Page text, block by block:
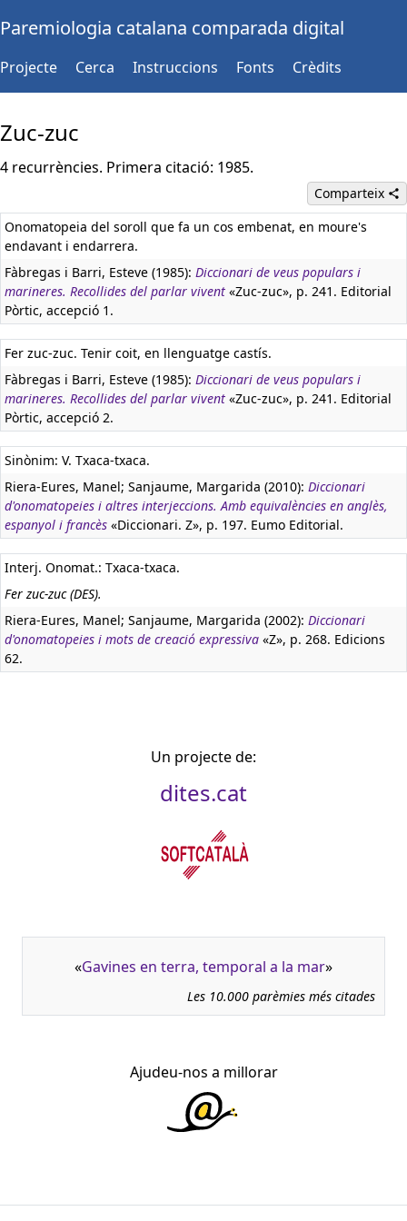
Paremiologia catalana comparada digital
Projecte Cerca Instruccions Fonts Crèdits
Zuc-zuc
4 recurrències. Primera citació: 1985.
Comparteix
Onomatopeia del soroll que fa un cos embenat, en moure's
endavant i endarrera.
Fàbregas i Barri, Esteve (1985): Diccionari de veus populars i
marineres. Recollides del parlar vivent «Zuc-zuc», p. 241. Editorial
Pòrtic, accepció 1.
Fer zuc-zuc. Tenir coit, en llenguatge castís.
Fàbregas i Barri, Esteve (1985): Diccionari de veus populars i
marineres. Recollides del parlar vivent «Zuc-zuc», p. 241. Editorial
Pòrtic, accepció 2.
Sinònim: V. Txaca-txaca.
Riera-Eures, Manel; Sanjaume, Margarida (2010): Diccionari
d'onomatopeies i altres interjeccions. Amb equivalències en anglès,
espanyol i francès «Diccionari. Z», p. 197. Eumo Editorial.
Interj. Onomat.: Txaca-txaca.
Fer zuc-zuc (DES).
Riera-Eures, Manel; Sanjaume, Margarida (2002): Diccionari
d'onomatopeies i mots de creació expressiva «Z», p. 268. Edicions
62.
Un projecte de:
dites.cat
«Gavines en terra, temporal a la mar»
Les 10.000 parèmies més citades
Ajudeu-nos a millorar